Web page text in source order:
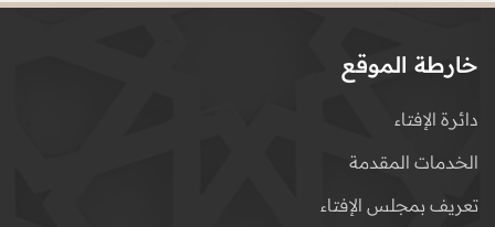
خارطة الموقع
دائرة الإفتاء
الخدمات المقدمة
تعريف بمجلس الإفتاء